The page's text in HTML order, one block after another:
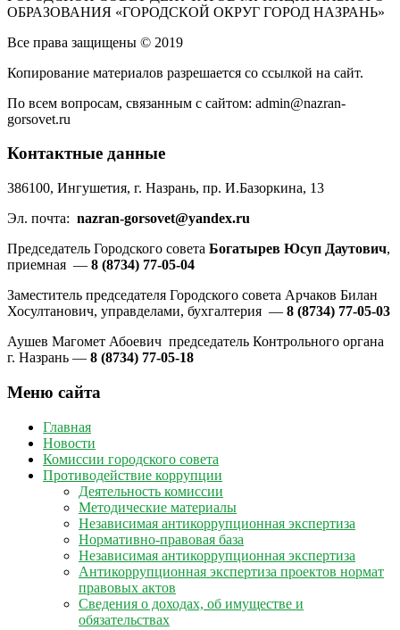
ОБРАЗОВАНИЯ «ГОРОДСКОЙ ОКРУГ ГОРОД НАЗРАНЬ»
Все права защищены © 2019
Копирование материалов разрешается со ссылкой на сайт.
По всем вопросам, связанным с сайтом: admin@nazran-
gorsovet.ru
Контактные данные
386100, Ингушетия, г. Назрань, пр. И.Базоркина, 13
Эл. почта: nazran-gorsovet@yandex.ru
Председатель Городского совета Богатырев Юсуп Даутович,
приемная — 8 (8734) 77-05-04
Заместитель председателя Городского совета Арчаков Билан
Хосултанович, управделами, бухгалтерия — 8 (8734) 77-05-03
Аушев Магомет Абоевич председатель Контрольного органа
г. Назрань — 8 (8734) 77-05-18
Меню сайта
Главная
Новости
Комиссии городского совета
Противодействие коррупции
Деятельность комиссии
Методические материалы
Независимая антикоррупционная экспертиза
Нормативно-правовая база
Независимая антикоррупционная экспертиза
Антикоррупционная экспертиза проектов нормат
правовых актов
Сведения о доходах, об имуществе и
обязательствах